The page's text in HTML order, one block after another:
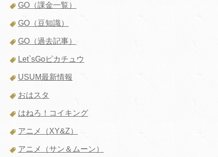
GO（課金一覧）
GO（豆知識）
GO（過去記事）
Let`sGoピカチュウ
USUM最新情報
おはスタ
はねろ！コイキング
アニメ（XY&Z）
アニメ（サン＆ムーン）